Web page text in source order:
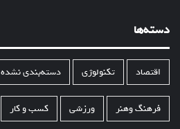
دسته‌ها
اقتصاد تکنولوژی دسته‌بندی نشده
فرهنگ وهنر ورزشی کسب و کار